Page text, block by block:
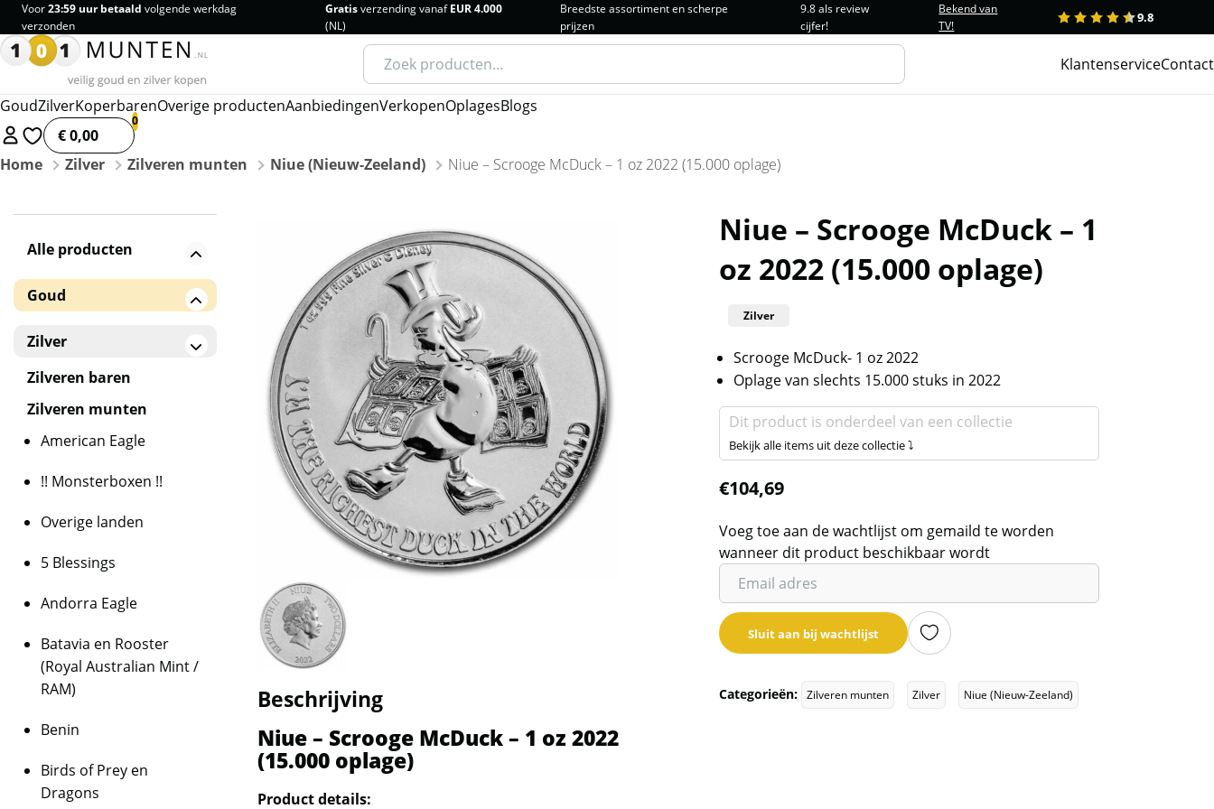
Voor23:59 uur betaald volgende werkdag
verzonden
Gratisverzending vanafEUR 4.000
(NL)
Breedste assortiment en scherpe
prijzen
9.8 als review
cijfer!
Bekend van
TV!
1 2 3 4 5 9.8
Zoeken
naar:
KlantenserviceContact
GoudZilverKoperbarenOverige productenAanbiedingenVerkopenOplagesBlogs
€ 0,00
Home
Zilver Zilveren munten Niue (Nieuw-Zeeland) Niue – Scrooge McDuck – 1 oz 2022 (15.000 oplage)
Beschrijving
Niue – Scrooge McDuck – 1 oz 2022
(15.000 oplage)
Product details:
Niue – Scrooge McDuck – 1
oz 2022 (15.000 oplage)
Zilver
Scrooge McDuck- 1 oz 2022
Oplage van slechts 15.000 stuks in 2022
Dit product is onderdeel van een collectie
Bekijk alle items uit deze collectie ⤵
€104,69
Voeg toe aan de wachtlijst om gemaild te worden
wanneer dit product beschikbaar wordt
Vul
je
email
adres
om
Sluit aan bij wachtlijst
Categorieën: Zilveren munten Zilver Niue (Nieuw-Zeeland)
Alle producten
Goud
Gouden baren
Zilver
Zilveren baren
Zilveren munten
American Eagle
!! Monsterboxen !!
Overige landen
5 Blessings
Andorra Eagle
Batavia en Rooster
(Royal Australian Mint /
RAM)
Benin
Birds of Prey en
Dragons